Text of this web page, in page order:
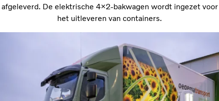
afgeleverd. De elektrische 4×2-bakwagen wordt ingezet voor
het uitleveren van containers.